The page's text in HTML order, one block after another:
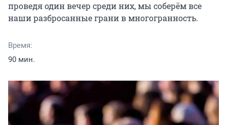
проведя один вечер среди них, мы соберём все
наши разбросанные грани в многогранность.
Время:
90 мин.